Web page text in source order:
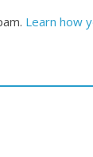
Learn how